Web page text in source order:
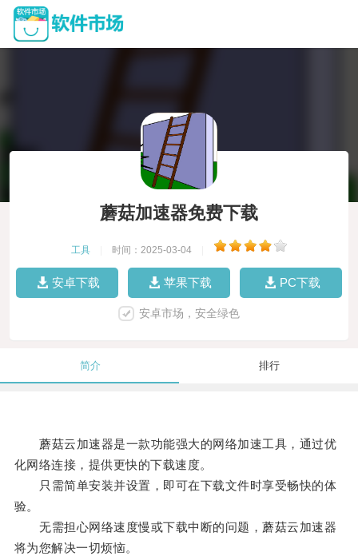
蘑菇加速器免费下载
工具 时间：2025-03-04
安卓下载 苹果下载 PC下载
安卓市场，安全绿色
简介 排行
蘑菇云加速器是一款功能强大的网络加速工具，通过优
化网络连接，提供更快的下载速度。
只需简单安装并设置，即可在下载文件时享受畅快的体
验。
无需担心网络速度慢或下载中断的问题，蘑菇云加速器
将为您解决一切烦恼。